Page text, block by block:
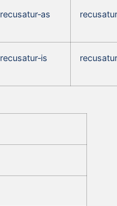
recusatur‑as
recusatur‑is